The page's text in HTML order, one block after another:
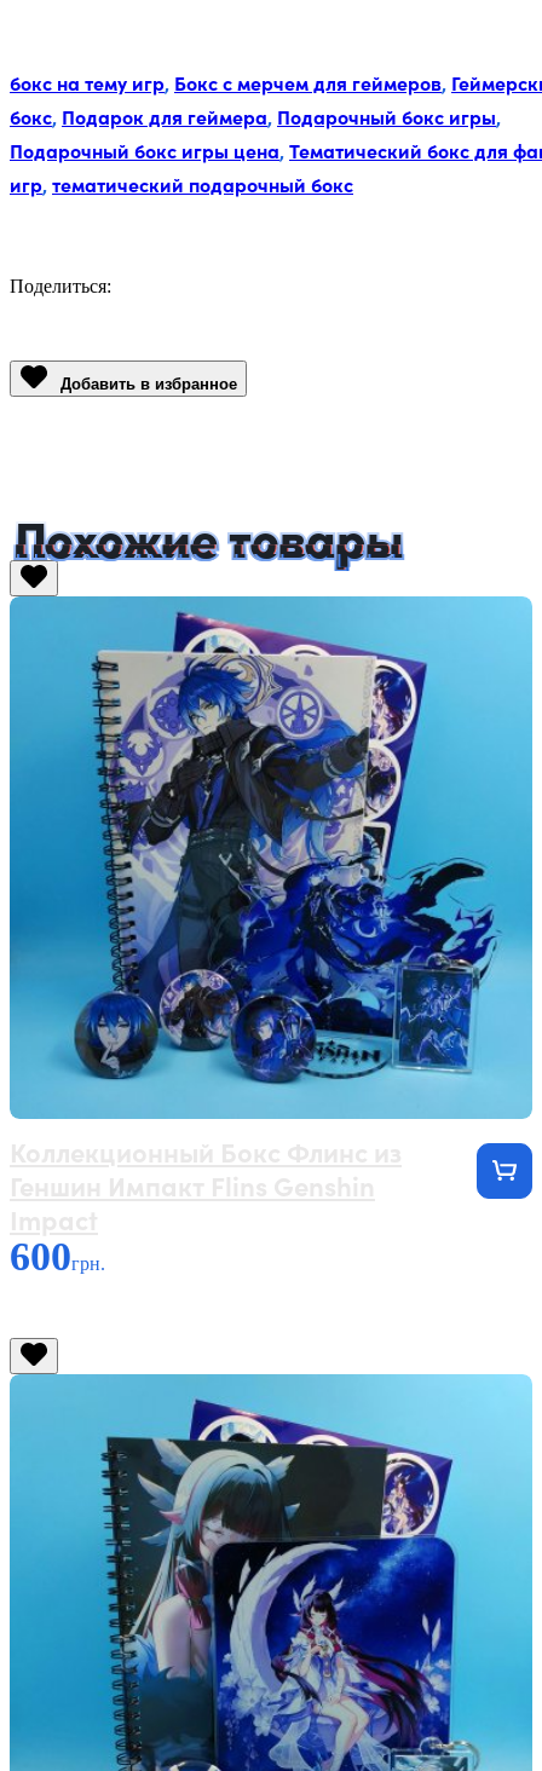
бокс на тему игр, Бокс с мерчем для геймеров,
бокс, Подарок для геймера, Подарочный бокс игры,
Подарочный бокс игры цена,Тематический бокс для
игр,тематический подарочный бокс
Поделиться:
Добавить в избранное
Похожие товары
600грн.